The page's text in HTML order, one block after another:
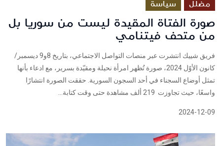
مضلل سياسة
صورة الفتاة المقيدة ليست من سوريا بل
من متحف فيتنامي
فريق شييك انتشرت عبر منصات التواصل الاجتماعي، بتاريخ 8و9 ديسمبر/
كانون الأوّل 2024، صورة تُظهر امرأة نحيلة ومقيّدة بسرير، مع ادعاء بأنها
تمثل أوضاع السجناء في أحد السجون السورية. حققت الصورة انتشارًا
واسعًا، حيث تجاوزت 219 ألف مشاهدة حتى وقت كتابة...
2024-12-09